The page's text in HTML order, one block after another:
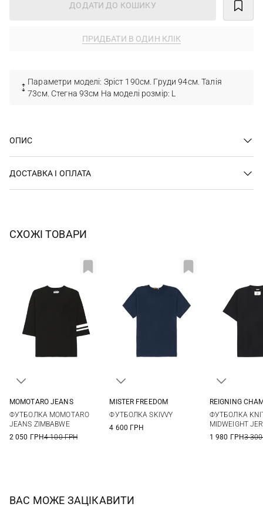
ДОДАТИ ДО КОШИКУ
ПРИДБАТИ В ОДИН КЛІК
Параметри моделі: Зріст 190см. Груди 94см. Талія
73см. Стегна 93см На моделі розмір: L
ОПИС
ДОСТАВКА І ОПЛАТА
СХОЖІ ТОВАРИ
XXL
MOMOTARO JEANS
ФУТБОЛКА MOMOTARO
JEANS ZIMBABWE
2 050 ГРН4 100 ГРН
MISTER FREEDOM
ФУТБОЛКА SKIVVY
4 600 ГРН
REIGNING
ФУТБОЛКА
MIDWEIGHT
1 980 ГРН3
ВАС МОЖЕ ЗАЦІКАВИТИ